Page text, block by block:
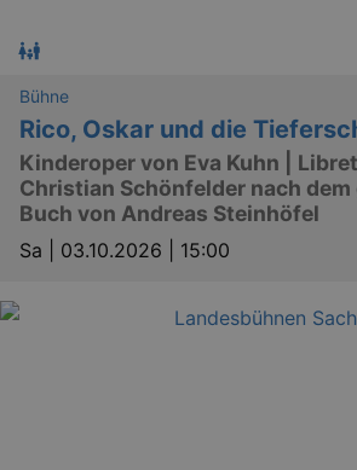
Bühne
Rico, Oskar und die
Kinderoper von Eva Kuhn |
Christian Schönfelder nach
Buch von Andreas Steinhöfel
Sa | 03.10.2026 | 15:00